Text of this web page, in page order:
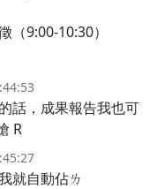
（9:00-10:30）
話，成果報告我也可
R
就自動佔ㄌ